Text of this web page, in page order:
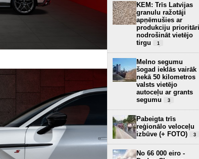
KEM: Trīs Latvijas
granulu ražotāji
apņēmušies ar
produkciju prioritāri
nodrošināt vietējo
tirgu
1
Melno segumu
šogad ieklās vairāk
nekā 50 kilometros
valsts vietējo
autoceļu ar grants
segumu
3
Pabeigta trīs
reģionālo veloceļu
izbūve (+ FOTO)
3
No 66 000 eiro -